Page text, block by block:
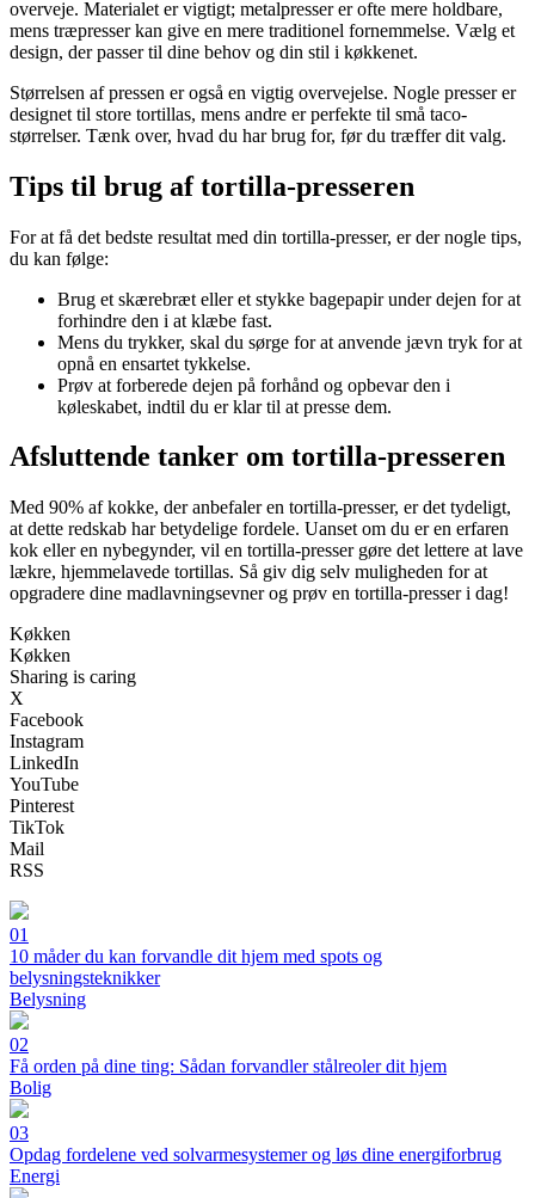
overveje. Materialet er vigtigt; metalpresser er ofte mere holdbare,
mens træpresser kan give en mere traditionel fornemmelse. Vælg et
design, der passer til dine behov og din stil i køkkenet.
Størrelsen af pressen er også en vigtig overvejelse. Nogle presser er
designet til store tortillas, mens andre er perfekte til små taco-
størrelser. Tænk over, hvad du har brug for, før du træffer dit valg.
Tips til brug af tortilla-presseren
For at få det bedste resultat med din tortilla-presser, er der nogle tips,
du kan følge:
Brug et skærebræt eller et stykke bagepapir under dejen for at
forhindre den i at klæbe fast.
Mens du trykker, skal du sørge for at anvende jævn tryk for at
opnå en ensartet tykkelse.
Prøv at forberede dejen på forhånd og opbevar den i
køleskabet, indtil du er klar til at presse dem.
Afsluttende tanker om tortilla-presseren
Med 90% af kokke, der anbefaler en tortilla-presser, er det tydeligt,
at dette redskab har betydelige fordele. Uanset om du er en erfaren
kok eller en nybegynder, vil en tortilla-presser gøre det lettere at lave
lækre, hjemmelavede tortillas. Så giv dig selv muligheden for at
opgradere dine madlavningsevner og prøv en tortilla-presser i dag!
Køkken
Køkken
Sharing is caring
X
Facebook
Instagram
LinkedIn
YouTube
Pinterest
TikTok
Mail
RSS
01
10 måder du kan forvandle dit hjem med spots og
belysningsteknikker
Belysning
02
Få orden på dine ting: Sådan forvandler stålreoler dit hjem
Bolig
03
Opdag fordelene ved solvarmesystemer og løs dine energiforbrug
Energi